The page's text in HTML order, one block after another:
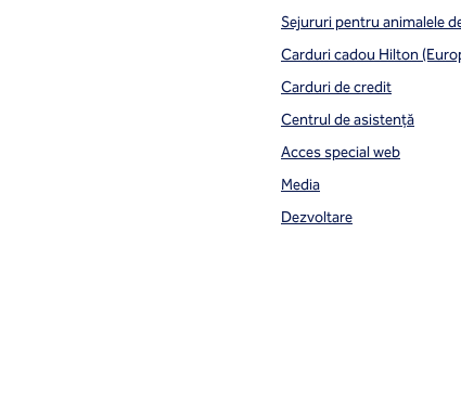
Sejururi pentru animalele
Carduri cadou Hilton
Carduri de credit
Centrul de asistență
Acces special web
Media
Dezvoltare